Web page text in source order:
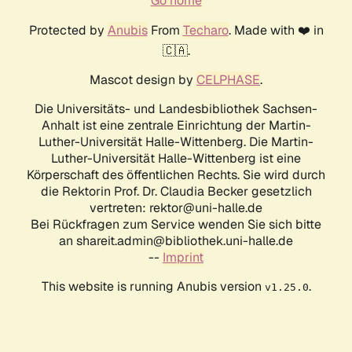
Protected by AnubisFrom Techaro. Made with ❤️ in
🇨🇦.
Mascot design by CELPHASE.
Die Universitäts- und Landesbibliothek Sachsen-
Anhalt ist eine zentrale Einrichtung der Martin-
Luther-Universität Halle-Wittenberg. Die Martin-
Luther-Universität Halle-Wittenberg ist eine
Körperschaft des öffentlichen Rechts. Sie wird durch
die Rektorin Prof. Dr. Claudia Becker gesetzlich
vertreten: rektor@uni-halle.de
Bei Rückfragen zum Service wenden Sie sich bitte
an shareit.admin@bibliothek.uni-halle.de
-- Imprint
This website is running Anubis version v1.25.0.